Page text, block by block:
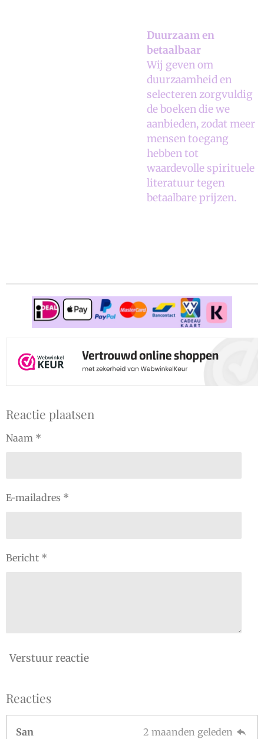
Duurzaam en
betaalbaar
Wij geven om
duurzaamheid en
selecteren zorgvuldig
de boeken die we
aanbieden, zodat meer
mensen toegang
hebben tot
waardevolle spirituele
literatuur tegen
betaalbare prijzen.
Reactie plaatsen
Naam *
E-mailadres *
Bericht *
Verstuur reactie
Reacties
San
2 maanden geleden